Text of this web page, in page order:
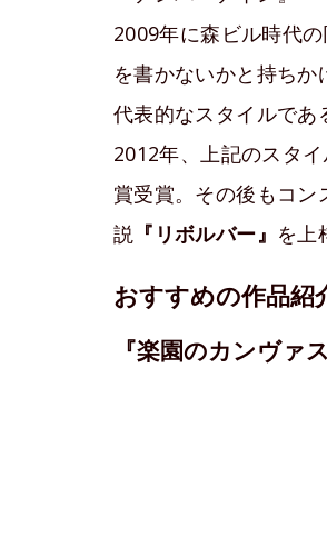
2009年に森ビル時代
を書かないかと持ち
代表的なスタイルであ
2012年、上記のスタ
賞受賞。その後もコン
説 『リボルバー』 を上
おすすめの作品紹
『楽園のカンヴァス